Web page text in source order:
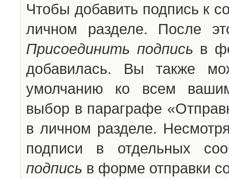
Чтобы добавить подпись к
личном разделе. После
Присоединить подпись в
добавилась. Вы также
умолчанию ко всем
выбор в параграфе
в личном разделе.
подписи в отдельных
подпись в форме отправки